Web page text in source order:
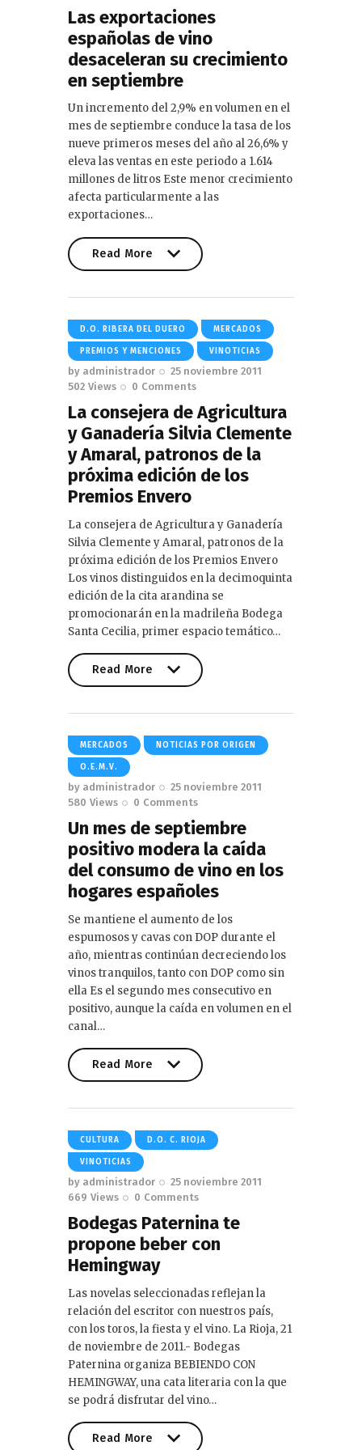
Las exportaciones
españolas de vino
desaceleran su crecimiento
en septiembre
Un incremento del 2,9% en volumen en el
mes de septiembre conduce la tasa de los
nueve primeros meses del año al 26,6% y
eleva las ventas en este periodo a 1.614
millones de litros Este menor crecimiento
afecta particularmente a las
exportaciones…
Read More
D.O. RIBERA DEL DUERO MERCADOS
PREMIOS Y MENCIONES VINOTICIAS
by administrador
25 noviembre 2011
502 Views 0 Comments
La consejera de Agricultura
y Ganadería Silvia Clemente
y Amaral, patronos de la
próxima edición de los
Premios Envero
La consejera de Agricultura y Ganadería
Silvia Clemente y Amaral, patronos de la
próxima edición de los Premios Envero
Los vinos distinguidos en la decimoquinta
edición de la cita arandina se
promocionarán en la madrileña Bodega
Santa Cecilia, primer espacio temático…
Read More
MERCADOS NOTICIAS POR ORIGEN
O.E.M.V.
by administrador
25 noviembre 2011
580 Views 0 Comments
Un mes de septiembre
positivo modera la caída
del consumo de vino en los
hogares españoles
Se mantiene el aumento de los
espumosos y cavas con DOP durante el
año, mientras continúan decreciendo los
vinos tranquilos, tanto con DOP como sin
ella Es el segundo mes consecutivo en
positivo, aunque la caída en volumen en el
canal…
Read More
CULTURA D.O. C. RIOJA
VINOTICIAS
by administrador
25 noviembre 2011
669 Views 0 Comments
Bodegas Paternina te
propone beber con
Hemingway
Las novelas seleccionadas reflejan la
relación del escritor con nuestros país,
con los toros, la fiesta y el vino. La Rioja, 21
de noviembre de 2011.- Bodegas
Paternina organiza BEBIENDO CON
HEMINGWAY, una cata literaria con la que
se podrá disfrutar del vino…
Read More